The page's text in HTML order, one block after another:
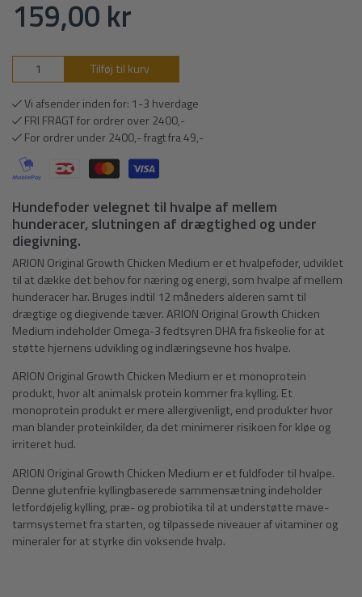
159,00 kr
Tilføj til kurv
Vi afsender inden for: 1-3 hverdage
FRI FRAGT for ordrer over 2400,-
For ordrer under 2400,- fragt fra 49,-
Hundefoder velegnet til hvalpe af mellem
hunderacer, slutningen af drægtighed og under
diegivning.
ARION Original Growth Chicken Medium er et hvalpefoder, udviklet
til at dække det behov for næring og energi, som hvalpe af mellem
hunderacer har. Bruges indtil 12 måneders alderen samt til
drægtige og diegivende tæver. ARION Original Growth Chicken
Medium indeholder Omega-3 fedtsyren DHA fra fiskeolie for at
støtte hjernens udvikling og indlæringsevne hos hvalpe.
ARION Original Growth Chicken Medium er et monoprotein
produkt, hvor alt animalsk protein kommer fra kylling. Et
monoprotein produkt er mere allergivenligt, end produkter hvor
man blander proteinkilder, da det minimerer risikoen for kløe og
irriteret hud.
ARION Original Growth Chicken Medium er et fuldfoder til hvalpe.
Denne glutenfrie kyllingbaserede sammensætning indeholder
letfordøjelig kylling, præ- og probiotika til at understøtte mave-
tarmsystemet fra starten, og tilpassede niveauer af vitaminer og
mineraler for at styrke din voksende hvalp.